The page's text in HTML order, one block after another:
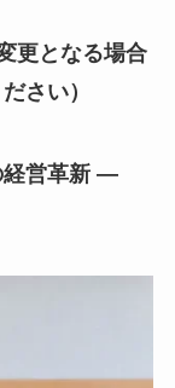
更となる場合
さい）
経営革新 ―